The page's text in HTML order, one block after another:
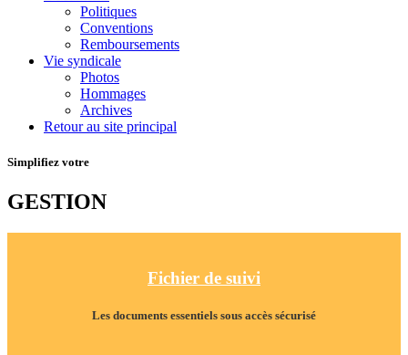
Politiques
Conventions
Remboursements
Vie syndicale
Photos
Hommages
Archives
Retour au site principal
Simplifiez votre
GESTION
Fichier de suivi
Les documents essentiels sous accès sécurisé